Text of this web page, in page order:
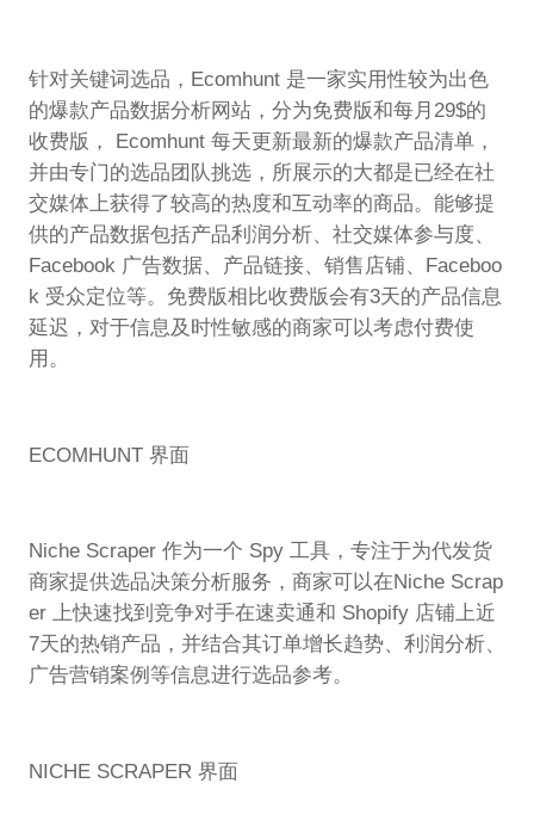
针对关键词选品，Ecomhunt 是一家实用性较为出色
的爆款产品数据分析网站，分为免费版和每月29$的
收费版， Ecomhunt 每天更新最新的爆款产品清单，
并由专门的选品团队挑选，所展示的大都是已经在社
交媒体上获得了较高的热度和互动率的商品。能够提
供的产品数据包括产品利润分析、社交媒体参与度、
Facebook 广告数据、产品链接、销售店铺、Faceboo
k 受众定位等。免费版相比收费版会有3天的产品信息
延迟，对于信息及时性敏感的商家可以考虑付费使
用。
ECOMHUNT 界面
Niche Scraper 作为一个 Spy 工具，专注于为代发货
商家提供选品决策分析服务，商家可以在Niche Scrap
er 上快速找到竞争对手在速卖通和 Shopify 店铺上近
7天的热销产品，并结合其订单增长趋势、利润分析、
广告营销案例等信息进行选品参考。
NICHE SCRAPER 界面